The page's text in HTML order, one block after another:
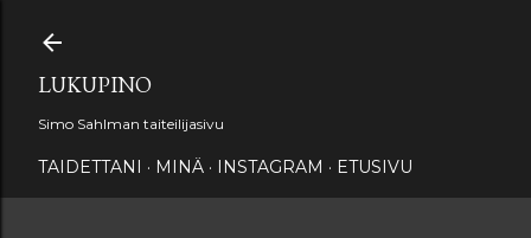
LUKUPINO
Simo Sahlman taiteilijasivu
TAIDETTANI MINÄ INSTAGRAM ETUSIVU